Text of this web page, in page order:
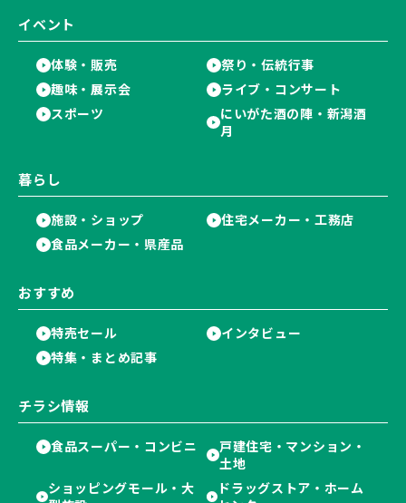
イベント
体験・販売
祭り・伝統行事
趣味・展示会
ライブ・コンサート
スポーツ
にいがた酒の陣・新潟酒
月
暮らし
施設・ショップ
住宅メーカー・工務店
食品メーカー・県産品
おすすめ
特売セール
インタビュー
特集・まとめ記事
チラシ情報
食品スーパー・コンビニ
戸建住宅・マンション・
土地
ショッピングモール・大
ドラッグストア・ホーム